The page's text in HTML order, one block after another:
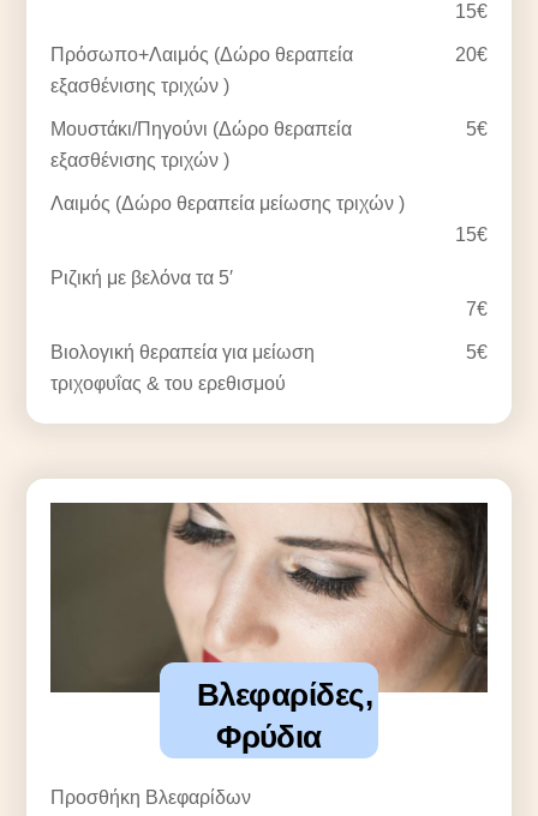
15€
Πρόσωπο+Λαιμός (Δώρο θεραπεία
εξασθένισης τριχών )
20€
Μουστάκι/Πηγούνι (Δώρο θεραπεία
εξασθένισης τριχών )
5€
Λαιμός (Δώρο θεραπεία μείωσης τριχών )
15€
Ριζική με βελόνα τα 5′
7€
Βιολογική θεραπεία για μείωση
τριχοφυΐας & του ερεθισμού
5€
Βλεφαρίδες,
Φρύδια
Προσθήκη Βλεφαρίδων